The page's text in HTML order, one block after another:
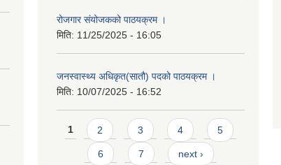
रोजगार संयोजकको पाठयक्रम ।
मिति: 11/25/2025 - 16:05
जनस्वास्थ्य अधिकृत(सातौ) पदको पाठयक्रम ।
मिति: 10/07/2025 - 16:52
Pages
1 2 3 4 5
6 7 next ›